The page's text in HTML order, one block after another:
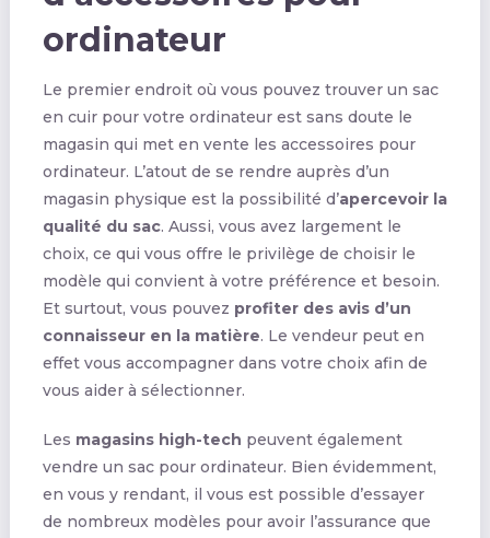
ordinateur
Le premier endroit où vous pouvez trouver un sac
en cuir pour votre ordinateur est sans doute le
magasin qui met en vente les accessoires pour
ordinateur. L’atout de se rendre auprès d’un
magasin physique est la possibilité d’apercevoir la
qualité du sac. Aussi, vous avez largement le
choix, ce qui vous offre le privilège de choisir le
modèle qui convient à votre préférence et besoin.
Et surtout, vous pouvez profiter des avis d’un
connaisseur en la matière. Le vendeur peut en
effet vous accompagner dans votre choix afin de
vous aider à sélectionner.
Les magasins high-tech peuvent également
vendre un sac pour ordinateur. Bien évidemment,
en vous y rendant, il vous est possible d’essayer
de nombreux modèles pour avoir l’assurance que